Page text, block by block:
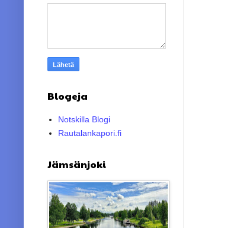
Blogeja
Notskilla Blogi
Rautalankapori.fi
Jämsänjoki